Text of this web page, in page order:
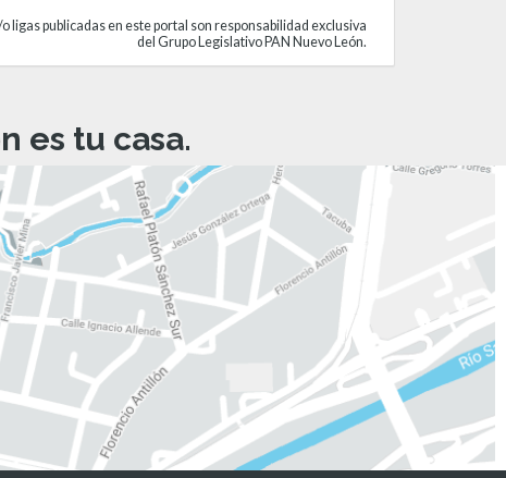
ligas publicadas en este portal son responsabilidad exclusiva
del Grupo Legislativo PAN Nuevo León.
es tu casa.